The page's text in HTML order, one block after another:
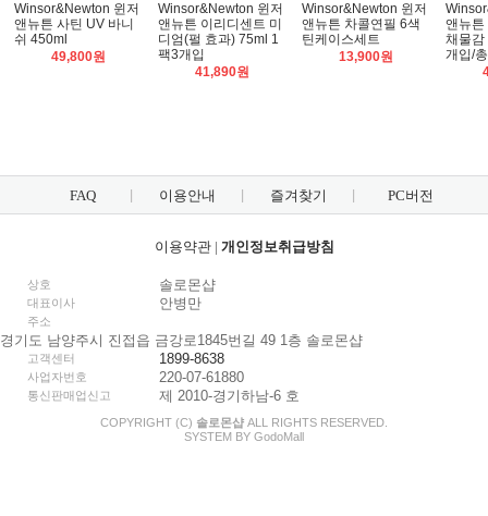
Winsor&Newton 윈저
앤뉴튼 사틴 UV 바니
쉬 450ml
49,800원
Winsor&Newton 윈저
앤뉴튼 이리디센트 미
디엄(펄 효과) 75ml 1
팩3개입
41,890원
Winsor&Newton 윈저
앤뉴튼 차콜연필 6색
틴케이스세트
13,900원
앤뉴튼
채물감
개입/
FAQ 이용안내 즐겨찾기 PC버전
이용약관| 개인정보취급방침
상호 솔로몬샵
대표이사 안병만
주소
경기도 남양주시 진접읍 금강로1845번길 49 1층 솔로몬샵
고객센터 1899-8638
사업자번호 220-07-61880
통신판매업신고 제 2010-경기하남-6 호
COPYRIGHT (C) 솔로몬샵 ALL RIGHTS RESERVED.
SYSTEM BY GodoMall